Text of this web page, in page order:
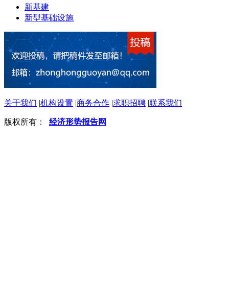
新基建
新型基础设施
关于我们 |机构设置 |商务合作 |求职招聘 |联系我们
版权所有： 经济形势报告网